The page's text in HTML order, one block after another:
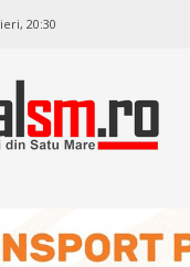
ieri, 20:30